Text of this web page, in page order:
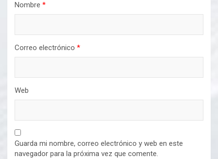
Nombre *
Correo electrónico *
Web
Guarda mi nombre, correo electrónico y web en este
navegador para la próxima vez que comente.